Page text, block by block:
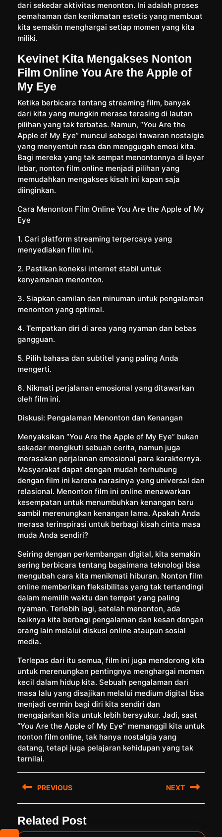
dari sekedar aktivitas menonton. Ini adalah proses
pemahaman dan kenikmatan estetis yang membuat
kita semakin menghargai setiap momen yang kita
miliki.
Kevinet Kita Mengakses Nonton
Film Online You Are the Apple of
My Eye
Ketika berbicara tentang streaming film, banyak
dari kita yang mungkin merasa terasing di lautan
pilihan yang tak terbatas. Namun, “You Are the
Apple of My Eye” muncul sebagai tawaran nostalgia
yang menyentuh rasa dan menggugah emosi kita.
Bagi mereka yang tak sempat menontonnya di layar
lebar, nonton film online menjadi pilihan yang
memudahkan mengakses kisah ini kapan saja
diinginkan.
Cara Menonton Film Online You Are the Apple of My
Eye
1. Cari platform streaming terpercaya yang
menyediakan film ini.
2. Pastikan koneksi internet stabil untuk
kenyamanan menonton.
3. Siapkan camilan dan minuman untuk pengalaman
menonton yang optimal.
4. Tempatkan diri di area yang nyaman dan bebas
gangguan.
5. Pilih bahasa dan subtitel yang paling Anda
mengerti.
6. Nikmati perjalanan emosional yang ditawarkan
oleh film ini.
Diskusi: Pengalaman Menonton dan Kenangan
Menyaksikan “You Are the Apple of My Eye” bukan
sekadar mengikuti sebuah cerita, namun juga
merasakan perjalanan emosional para karakternya.
Masyarakat dapat dengan mudah terhubung
dengan film ini karena narasinya yang universal dan
relasional. Menonton film ini online menawarkan
kesempatan untuk menumbuhkan kenangan baru
sambil merenungkan kenangan lama. Apakah Anda
merasa terinspirasi untuk berbagi kisah cinta masa
muda Anda sendiri?
Seiring dengan perkembangan digital, kita semakin
sering berbicara tentang bagaimana teknologi bisa
mengubah cara kita menikmati hiburan. Nonton film
online memberikan fleksibilitas yang tak tertandingi
dalam memilih waktu dan tempat yang paling
nyaman. Terlebih lagi, setelah menonton, ada
baiknya kita berbagi pengalaman dan kesan dengan
orang lain melalui diskusi online ataupun sosial
media.
Terlepas dari itu semua, film ini juga mendorong kita
untuk merenungkan pentingnya menghargai momen
kecil dalam hidup kita. Sebuah pengalaman dari
masa lalu yang disajikan melalui medium digital bisa
menjadi cermin bagi diri kita sendiri dan
mengajarkan kita untuk lebih bersyukur. Jadi, saat
“You Are the Apple of My Eye” memanggil kita untuk
nonton film online, tak hanya nostalgia yang
datang, tetapi juga pelajaran kehidupan yang tak
ternilai.
navigation
PREVIOUS
post:
NEXT
Related Post